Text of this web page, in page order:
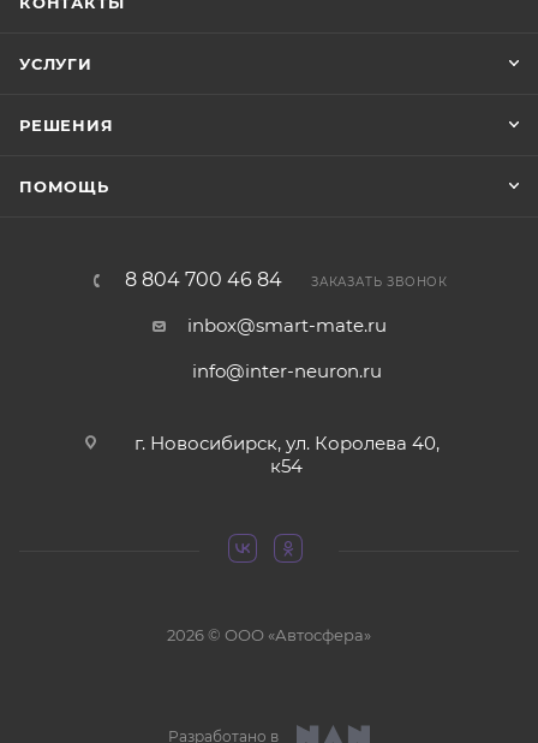
УСЛУГИ
РЕШЕНИЯ
ПОМОЩЬ
8 804 700 46 84 ЗАКАЗАТЬ ЗВОНОК
inbox@smart-mate.ru
info@inter-neuron.ru
г. Новосибирск, ул. Королева 40,
к54
2026 © ООО «Автосфера»
Разработано в